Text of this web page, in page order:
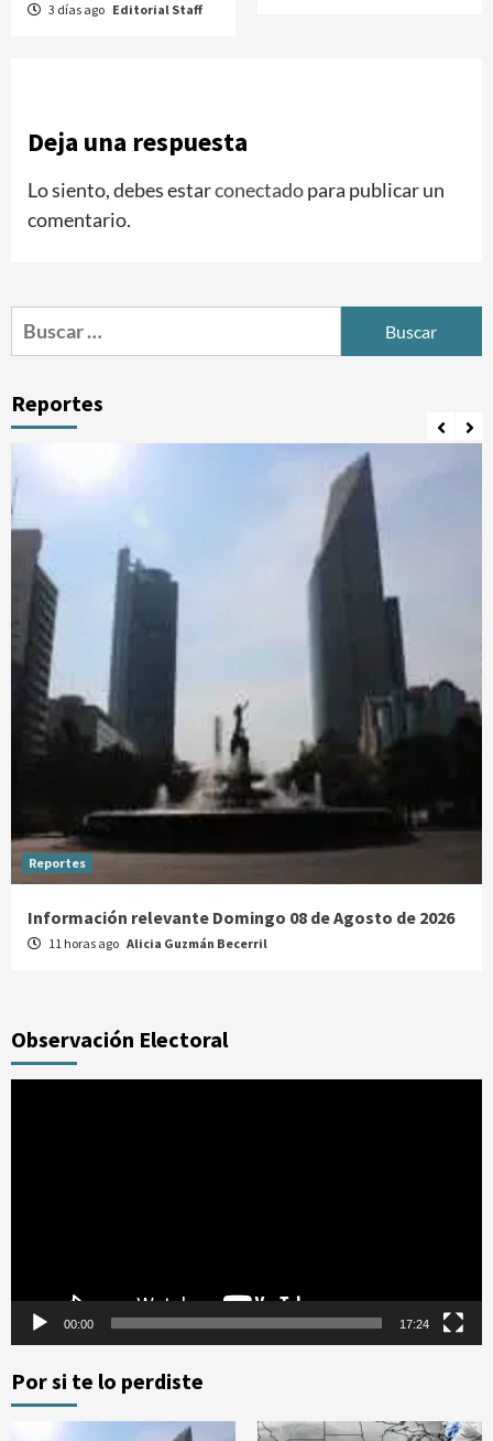
3 días ago Editorial Staff
Deja una respuesta
Lo siento, debes estarconectadopara publicar un
comentario.
Buscar:
Reportes
Reportes
Información relevante Domingo 08 de Agosto de 2026
11 horas ago Alicia Guzmán Becerril
Observación Electoral
00:00 17:24
Por si te lo perdiste